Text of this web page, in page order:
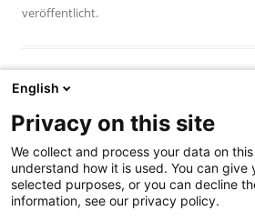
veröffentlicht.
Beitragsnavigation
← Careful. Ein feministischer
Kurzfilm (more)
English
Privacy on this site
We collect and process your data on
understand how it is used. You can give
selected purposes, or you can decline
information, see our privacy policy.